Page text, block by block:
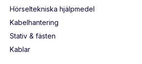
Hörseltekniska hjälpmedel
Kabelhantering
Stativ & fästen
Kablar